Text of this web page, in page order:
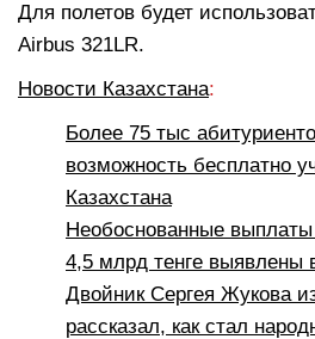
Для полетов будет
Airbus 321LR.
Новости Казахстана:
Более 75 тыс
возможность бесплатно
Казахстана
Необоснованные
4,5 млрд тенге выявлены
Двойник Сергея Жукова
рассказал, как стал